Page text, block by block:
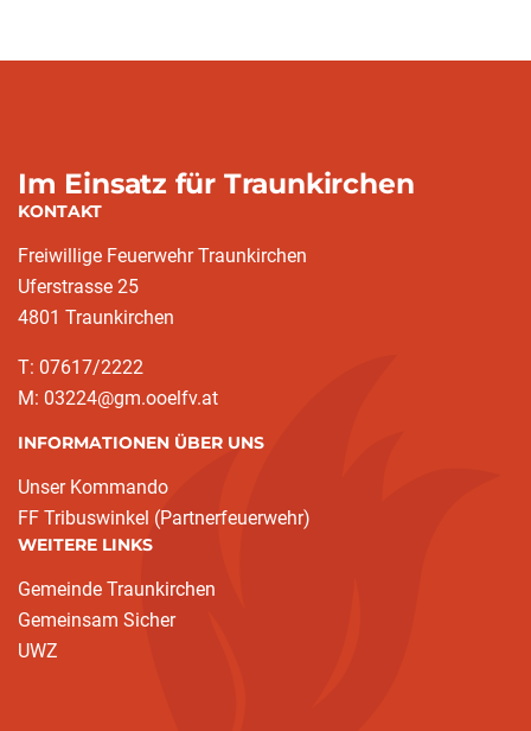
Im Einsatz für Traunkirchen
KONTAKT
Freiwillige Feuerwehr Traunkirchen
Uferstrasse 25
4801 Traunkirchen
T: 07617/2222
M: 03224@gm.ooelfv.at
INFORMATIONEN ÜBER UNS
Unser Kommando
FF Tribuswinkel (Partnerfeuerwehr)
WEITERE LINKS
Gemeinde Traunkirchen
Gemeinsam Sicher
UWZ